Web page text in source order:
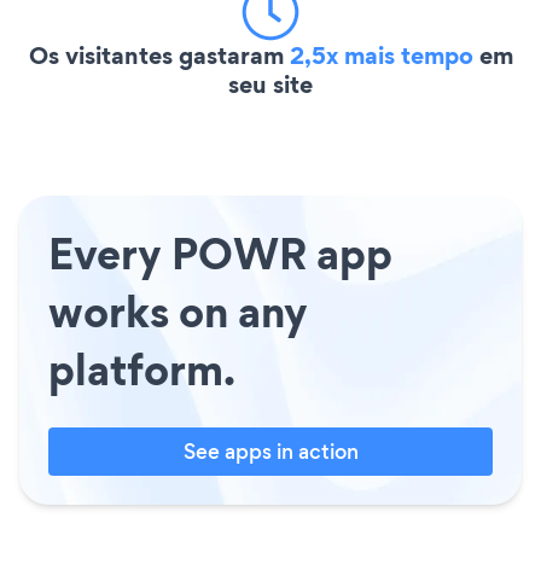
Os visitantes gastaram2,5x mais tempoem
seu site
Every POWR app
works on any
platform.
See apps in action